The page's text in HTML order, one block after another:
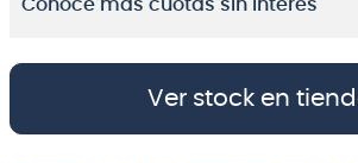
Conoce más cuotas sin interés
Ver stock en